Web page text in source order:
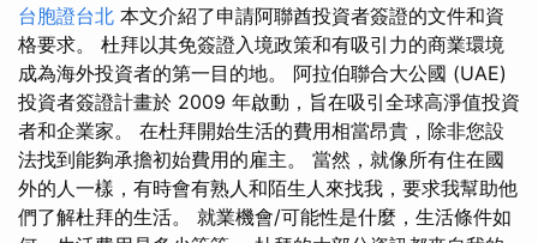
台胞證台北 本文介紹了申請阿聯酋投資者簽證的文件和資
格要求。 杜拜以其免簽證入境政策和有吸引力的商業環境
成為海外投資者的第一目的地。 阿拉伯聯合大公國 (UAE)
投資者簽證計畫於 2009 年啟動，旨在吸引全球高淨值投資
者和企業家。 在杜拜開始生活的費用相當昂貴，除非您設
法找到能夠承擔初始費用的雇主。 當然，就像所有住在國
外的人一樣，有時會有熟人和陌生人來找我，要求我幫助他
們了解杜拜的生活。 就業機會/可能性是什麼，生活條件如